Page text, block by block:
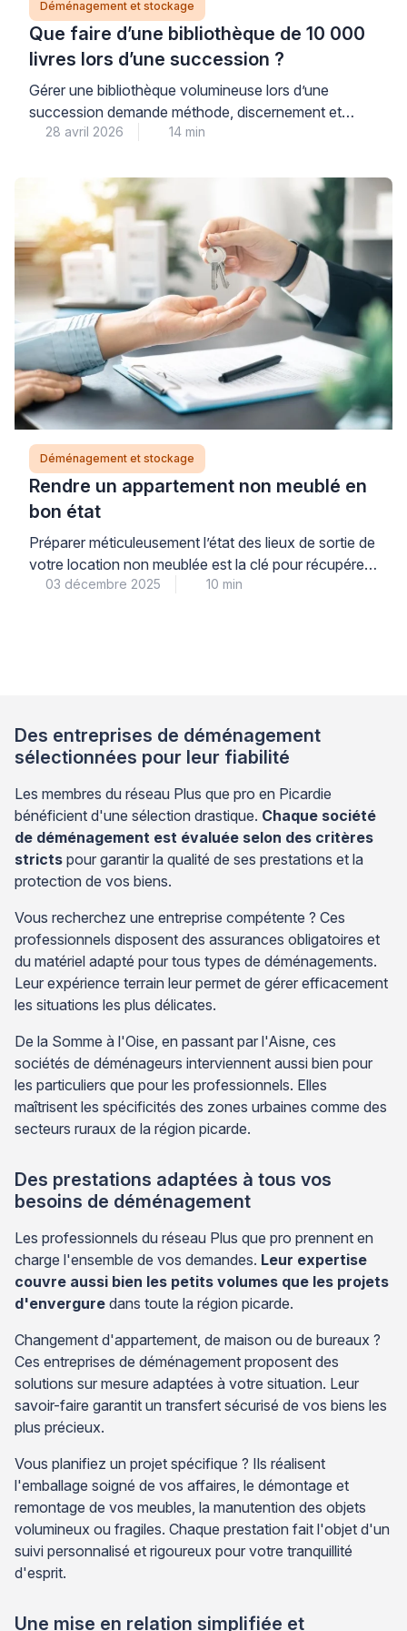
Déménagement et stockage
Que faire d’une bibliothèque de 10 000
livres lors d’une succession ?
Gérer une bibliothèque volumineuse lors d’une
succession demande méthode, discernement et
sérénité pour valoriser dignement ce patrimoine tout
fréquente dans les successions, soulève des
questions concrètes : comment identifier les
ouvrages de valeur, organiser le tri de plusieurs
milliers de livres, et choisir les bonnes solutions de
valorisation […]
28 avril 2026 14 min
Déménagement et stockage
Rendre un appartement non meublé en
bon état
Préparer méticuleusement l’état des lieux de sortie de
votre location non meublée est la clé pour récupérer
intégralement votre dépôt de garantie et quitter votre
03 décembre 2025 10 min
Des entreprises de déménagement
sélectionnées pour leur fiabilité
Les membres du réseau Plus que pro en Picardie
bénéficient d'une sélection drastique. Chaque société
de déménagement est évaluée selon des critères
stricts pour garantir la qualité de ses prestations et la
protection de vos biens.
Vous recherchez une entreprise compétente ? Ces
professionnels disposent des assurances obligatoires et
du matériel adapté pour tous types de déménagements.
Leur expérience terrain leur permet de gérer efficacement
les situations les plus délicates.
De la Somme à l'Oise, en passant par l'Aisne, ces
sociétés de déménageurs interviennent aussi bien pour
les particuliers que pour les professionnels. Elles
maîtrisent les spécificités des zones urbaines comme des
secteurs ruraux de la région picarde.
Des prestations adaptées à tous vos
besoins de déménagement
Les professionnels du réseau Plus que pro prennent en
charge l'ensemble de vos demandes. Leur expertise
couvre aussi bien les petits volumes que les projets
d'envergure dans toute la région picarde.
Changement d'appartement, de maison ou de bureaux ?
Ces entreprises de déménagement proposent des
solutions sur mesure adaptées à votre situation. Leur
savoir-faire garantit un transfert sécurisé de vos biens les
plus précieux.
Vous planifiez un projet spécifique ? Ils réalisent
l'emballage soigné de vos affaires, le démontage et
remontage de vos meubles, la manutention des objets
volumineux ou fragiles. Chaque prestation fait l'objet d'un
suivi personnalisé et rigoureux pour votre tranquillité
d'esprit.
Une mise en relation simplifiée et